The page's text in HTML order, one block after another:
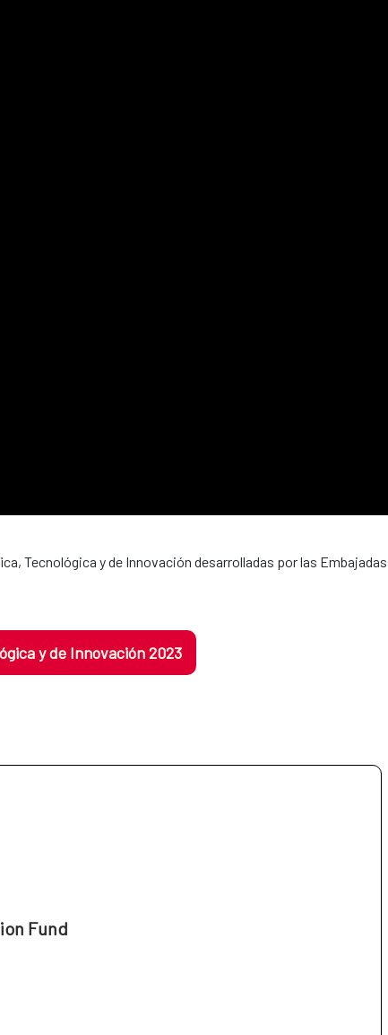
Tecnológica y de Innovación desarrolladas por las
y de Innovación 2023
Fund